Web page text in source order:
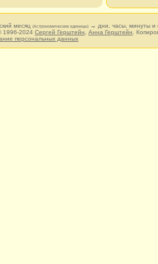
месяц (Астрономические единицы) → дни, часы, минуты и
1996-2024 Сергей Герштейн Анна Герштейн .
персональных данных